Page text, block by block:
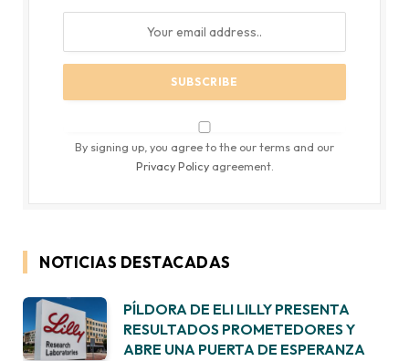
By signing up, you agree to the our terms and our
Privacy Policyagreement.
NOTICIAS DESTACADAS
PÍLDORA DE ELI LILLY PRESENTA
RESULTADOS PROMETEDORES Y
ABRE UNA PUERTA DE ESPERANZA